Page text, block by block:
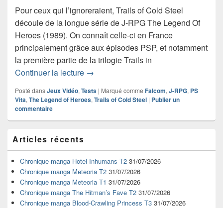
Pour ceux qui l’ignoreraient, Trails of Cold Steel
découle de la longue série de J-RPG The Legend Of
Heroes (1989). On connaît celle-ci en France
principalement grâce aux épisodes PSP, et notamment
la première partie de la trilogie Trails in
Continuer la lecture Test de Trails of Cold Steel (PS Vita)
→
Posté dansJeux Vidéo, Tests | Marqué comme Falcom, J-RPG, PS
Vita, The Legend of Heroes, Trails of Cold Steel | Publier un
commentaire
principale
de
widget
pour
barre
latérale
Articles récents
Chronique manga Hotel Inhumans T2 31/07/2026
Chronique manga Meteoria T2 31/07/2026
Chronique manga Meteoria T1 31/07/2026
Chronique manga The Hitman’s Fave T2 31/07/2026
Chronique manga Blood-Crawling Princess T3 31/07/2026